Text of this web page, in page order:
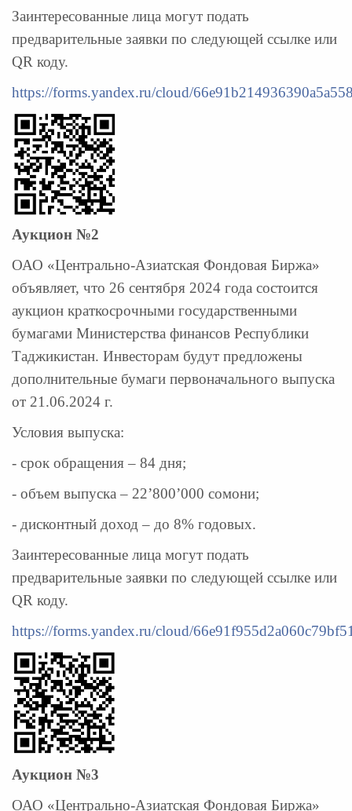
Заинтересованные лица могут подать
предварительные заявки по следующей ссылке или
QR коду.
https://forms.yandex.ru/cloud/
Аукцион №2
ОАО «Центрально-Азиатская Фондовая Биржа»
объявляет, что 26 сентября 2024 года состоится
аукцион краткосрочными государственными
бумагами Министерства финансов Республики
Таджикистан. Инвесторам будут предложены
дополнительные бумаги первоначального выпуска
от 21.06.2024 г.
Условия выпуска:
- срок обращения – 84 дня;
- объем выпуска – 22’800’000 сомони;
- дисконтный доход – до 8% годовых.
Заинтересованные лица могут подать
предварительные заявки по следующей ссылке или
QR коду.
https://forms.yandex.ru/cloud/
Аукцион №3
ОАО «Центрально-Азиатская Фондовая Биржа»